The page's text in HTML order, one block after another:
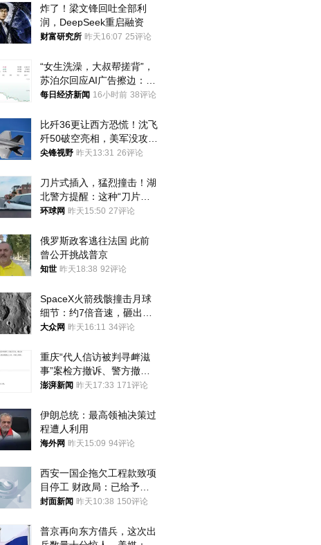
炸了！梁文锋回吐全部利
润，DeepSeek重启融资
财富研究所 昨天16:07 25评论
“女生洗澡，大叔帮搓背”，
苏泊尔回应AI广告擦边：视
频全下架，已强化内容管理
每日经济新闻 16小时前 38评论
比歼36更让西方恐慌！沈飞
歼50破空亮相，美军没攻克
的技术被拿下
尖锋视野 昨天13:31 26评论
刀片式插入，猛烈撞击！湖
北警方提醒：这种“刀片超
车”，太危险了
环球网 昨天15:50 27评论
俄罗斯政客逃往法国 此前
曾公开挑战普京
知世 昨天18:38 92评论
SpaceX火箭残骸撞击月球
细节：约7倍音速，砸出直
径约30米撞击坑
大众网 昨天16:11 34评论
重庆“代人信访被判寻衅滋
事”案检方撤诉、警方撤
案，两被告人获国赔
澎湃新闻 昨天17:33 171评论
伊朗总统：最高领袖决策过
程遭人利用
海外网 昨天15:09 94评论
西安一国企拖欠工程款致项
目停工 财政局：已给予处
分，正督促整改
封面新闻 昨天10:38 150评论
普京再向东方借兵，这次出